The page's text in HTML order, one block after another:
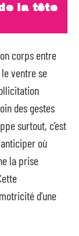
la tête
corps entre
ventre se
des gestes
surtout, c’est
où
la prise
d’une